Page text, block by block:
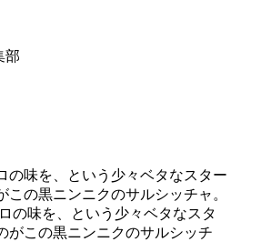
部
の味を、という少々ベタなスタ
がこの黒ニンニクのサルシッチ